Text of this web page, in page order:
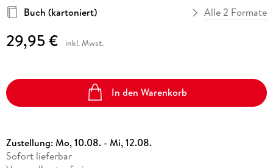
Buch (kartoniert)
Alle 2 Formate
29,95 € inkl. Mwst.
In den Warenkorb
Zustellung:Mo, 10.08. - Mi, 12.08.
Sofort lieferbar